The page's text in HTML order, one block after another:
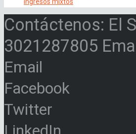
Contáctenos: El
3021287805
Email
Facebook
Twitter